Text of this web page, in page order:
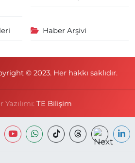
Haber Arşivi
© 2023. Her hakkı saklıdır.
Yazılımı: TE Bilişim